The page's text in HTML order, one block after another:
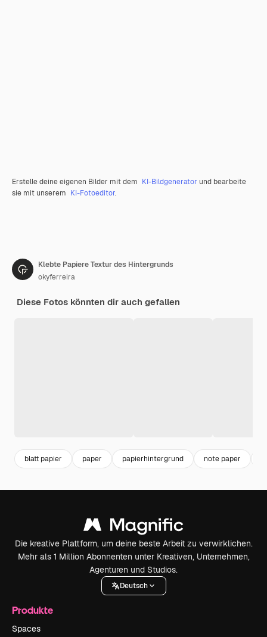
Erstelle deine eigenen Bilder mit dem KI-Bildgenerator und bearbeite
sie mit unserem KI-Fotoeditor.
Klebte Papiere Textur des Hintergrunds
okyferreira
Diese Fotos könnten dir auch gefallen
blatt papier paper papierhintergrund note paper
Die kreative Plattform, um deine beste Arbeit zu verwirklichen.
Mehr als 1 Million Abonnenten unter Kreativen, Unternehmen,
Agenturen und Studios.
Deutsch
Produkte
Spaces